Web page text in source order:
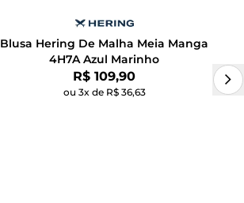
Blusa Hering De Malha Meia Manga
4H7A Azul Marinho
Por:
R$ 109,90
ou 3x de R$ 36,63